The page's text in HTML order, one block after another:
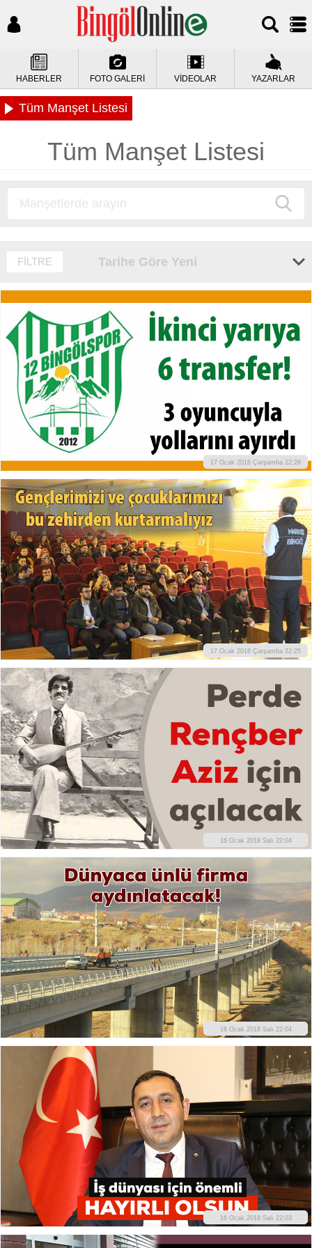
HABERLER FOTO GALERİ VİDEOLAR YAZARLAR
Tüm Manşet Listesi
Tüm Manşet Listesi
FİLTRE Tarihe Göre Yeni
17 Ocak 2018 Çarşamba 22:26
17 Ocak 2018 Çarşamba 22:25
16 Ocak 2018 Salı 22:04
16 Ocak 2018 Salı 22:04
16 Ocak 2018 Salı 22:03